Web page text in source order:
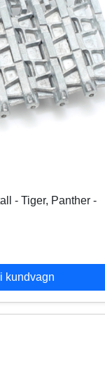
- Tiger, Panther -
kundvagn